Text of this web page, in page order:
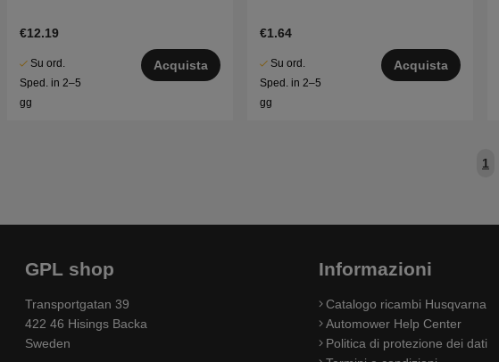
€12.19
Su ord.
Sped. in 2–5
gg
Acquista
€1.64
Su ord.
Sped. in 2–5
gg
Acquista
1
GPL shop
Transportgatan 39
422 46 Hisings Backa
Sweden
Informazioni
Catalogo ricambi Husqvarna
Automower Help Center
Politica di protezione dei dati